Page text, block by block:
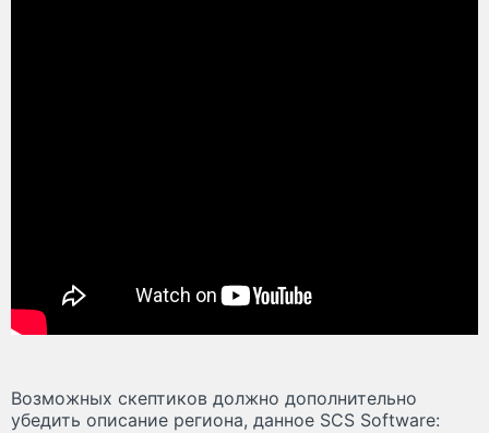
Возможных скептиков должно дополнительно
убедить описание региона, данное SCS Software: